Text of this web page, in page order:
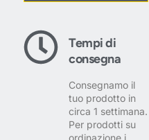
Tempi di
consegna
Consegnamo il
tuo prodotto in
circa 1 settimana.
Per prodotti su
ordinazione i